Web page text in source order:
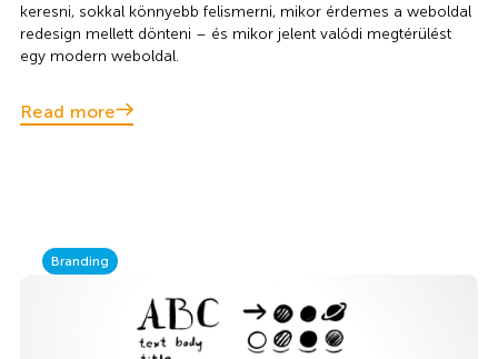
keresni, sokkal könnyebb felismerni, mikor érdemes a weboldal
redesign mellett dönteni – és mikor jelent valódi megtérülést
egy modern weboldal.
Read more
Branding